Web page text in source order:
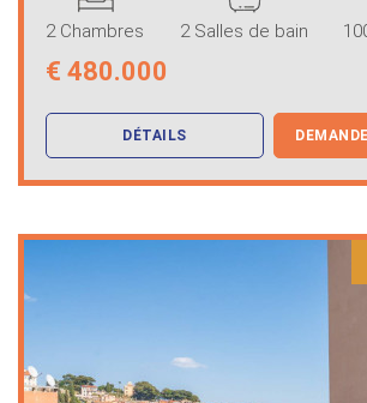
2 Chambres 2 Salles de bain
€ 480.000
DÉTAILS